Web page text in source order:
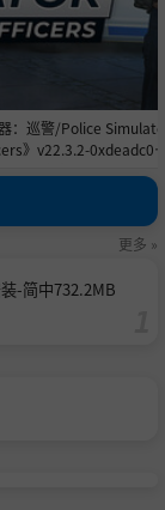
器：巡警/Police
》v22.3.2-
机版官中简体
更多 »
-简中732.2MB